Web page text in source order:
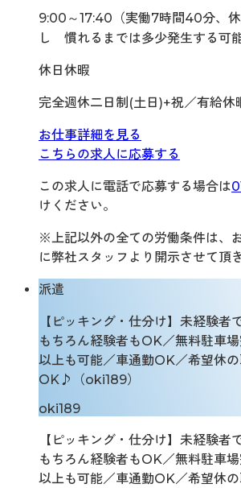
9:00～17:40（実働7時間40分、
し 慣れるまでは多少発生する可
休日休暇
完全週休二日制(土日)+祝／有給休
お仕事詳細を見る
こちらの求人に応募する
この求人に電話で応募する場合は
けください。
※上記以外の全ての労働条件は、
に弊社スタッフより開示させて頂
派遣
【ピッキング・仕分け】未経験
もちろん経験者もOK／無料駐車
以上も可能／車通勤OK／希望休
OK♪（oki189）
oki189
【ピッキング・仕分け】未経験
もちろん経験者もOK／無料駐車
以上も可能／車通勤OK／希望休